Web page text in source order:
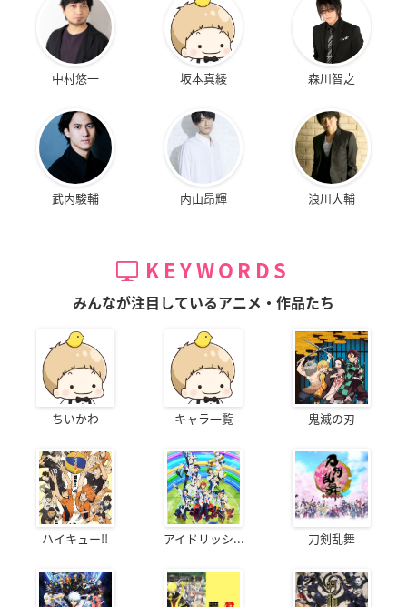
中村悠一 坂本真綾 森川智之
武内駿輔 内山昂輝 浪川大輔
KEYWORDS
みんなが注目しているアニメ・作品たち
ちいかわ キャラ一覧 鬼滅の刃
ハイキュー!! アイドリッシ... 刀剣乱舞